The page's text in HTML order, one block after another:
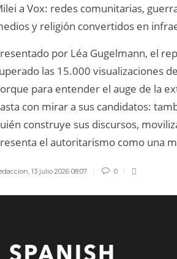
a Vox: redes comunitarias,
y religión convertidos en
por Léa Gugelmann, el
las 15.000 visualizaciones
para entender el auge de la
con mirar a sus candidatos:
construye sus discursos,
el autoritarismo como una
, 13 julio 2026 08:07 0